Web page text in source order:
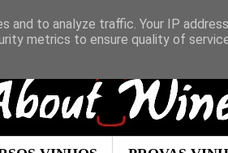
to analyze traffic. Your IP
metrics to ensure quality of